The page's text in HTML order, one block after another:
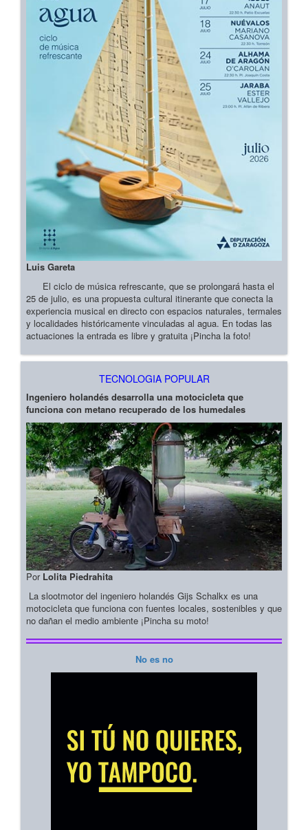
Luis Gareta
El ciclo de música refrescante, que se prolongará hasta el
25 de julio, es una propuesta cultural itinerante que conecta la
experiencia musical en directo con espacios naturales, termales
y localidades históricamente vinculadas al agua. En todas las
actuaciones la entrada es libre y gratuita ¡Pincha la foto!
TECNOLOGIA POPULAR
Ingeniero holandés desarrolla una motocicleta que
funciona con metano recuperado de los humedales
Por Lolita Piedrahita
La slootmotor del ingeniero holandés Gijs Schalkx es una
motocicleta que funciona con fuentes locales, sostenibles y que
no dañan el medio ambiente ¡Pincha su moto!
No es no